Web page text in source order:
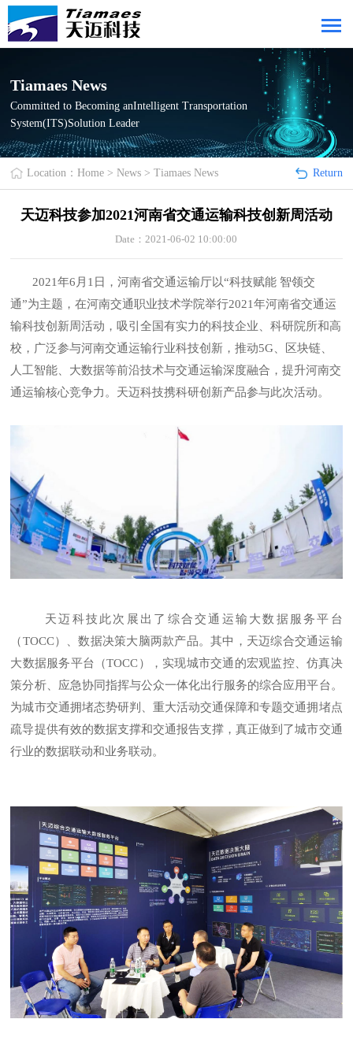
Tiamaes News
Committed to Becoming anIntelligent Transportation
System(ITS)Solution Leader
Return
Location：Home >News >Tiamaes News
天迈科技参加2021河南省交通运输科技创新周活动
Date：2021-06-02 10:00:00
2021年6月1日，河南省交通运输厅以“科技赋能 智领交
通”为主题，在河南交通职业技术学院举行2021年河南省交通运
输科技创新周活动，吸引全国有实力的科技企业、科研院所和高
校，广泛参与河南交通运输行业科技创新，推动5G、区块链、
人工智能、大数据等前沿技术与交通运输深度融合，提升河南交
通运输核心竞争力。天迈科技携科研创新产品参与此次活动。
天迈科技此次展出了综合交通运输大数据服务平台
（TOCC）、数据决策大脑两款产品。其中，天迈综合交通运输
大数据服务平台（TOCC），实现城市交通的宏观监控、仿真决
策分析、应急协同指挥与公众一体化出行服务的综合应用平台。
为城市交通拥堵态势研判、重大活动交通保障和专题交通拥堵点
疏导提供有效的数据支撑和交通报告支撑，真正做到了城市交通
行业的数据联动和业务联动。